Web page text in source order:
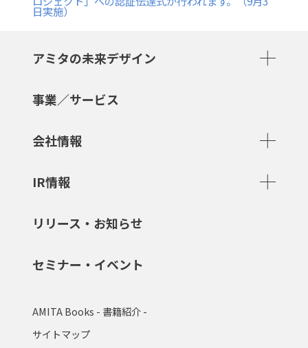
日実施）
アミタの未来デザイン
事業／サービス
会社情報
IR情報
リリース・お知らせ
セミナー・イベント
AMITA Books - 書籍紹介 -
サイトマップ